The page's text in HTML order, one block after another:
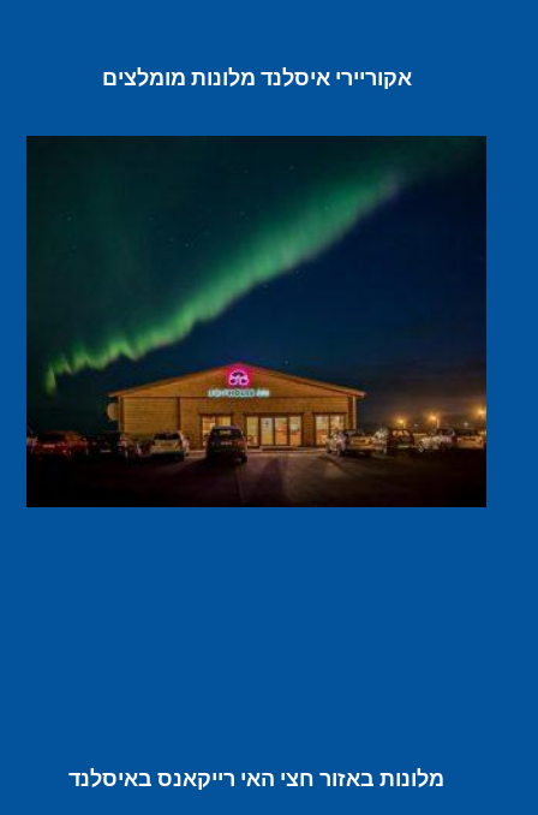
אקוריירי איסלנד מלונות מומלצים
מלונות באזור חצי האי רייקאנס באיסלנד